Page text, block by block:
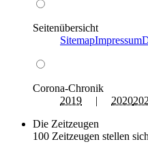
Seitenübersicht
SitemapImpressum
Corona-Chronik
2019 | 2020
Die Zeitzeugen
100 Zeitzeugen stellen